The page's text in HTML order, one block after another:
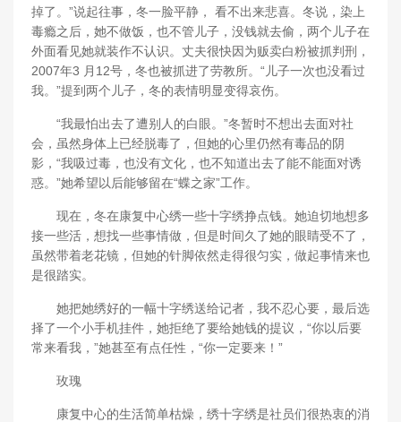
掉了。”说起往事，冬一脸平静， 看不出来悲喜。冬说，染上
毒瘾之后，她不做饭，也不管儿子，没钱就去偷，两个儿子在
外面看见她就装作不认识。丈夫很快因为贩卖白粉被抓判刑，
2007年3 月12号，冬也被抓进了劳教所。“儿子一次也没看过
我。”提到两个儿子，冬的表情明显变得哀伤。
“我最怕出去了遭别人的白眼。”冬暂时不想出去面对社
会，虽然身体上已经脱毒了，但她的心里仍然有毒品的阴
影，“我吸过毒，也没有文化，也不知道出去了能不能面对诱
惑。”她希望以后能够留在“蝶之家”工作。
现在，冬在康复中心绣一些十字绣挣点钱。她迫切地想多
接一些活，想找一些事情做，但是时间久了她的眼睛受不了，
虽然带着老花镜，但她的针脚依然走得很匀实，做起事情来也
是很踏实。
她把她绣好的一幅十字绣送给记者，我不忍心要，最后选
择了一个小手机挂件，她拒绝了要给她钱的提议，“你以后要
常来看我，”她甚至有点任性，“你一定要来！”
玫瑰
康复中心的生活简单枯燥，绣十字绣是社员们很热衷的消